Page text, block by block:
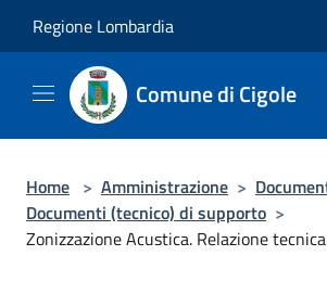
Regione Lombardia
Comune di Cigole
Home > Amministrazione >
Documenti (tecnico) di supporto >
Zonizzazione Acustica. Relazione tecnica